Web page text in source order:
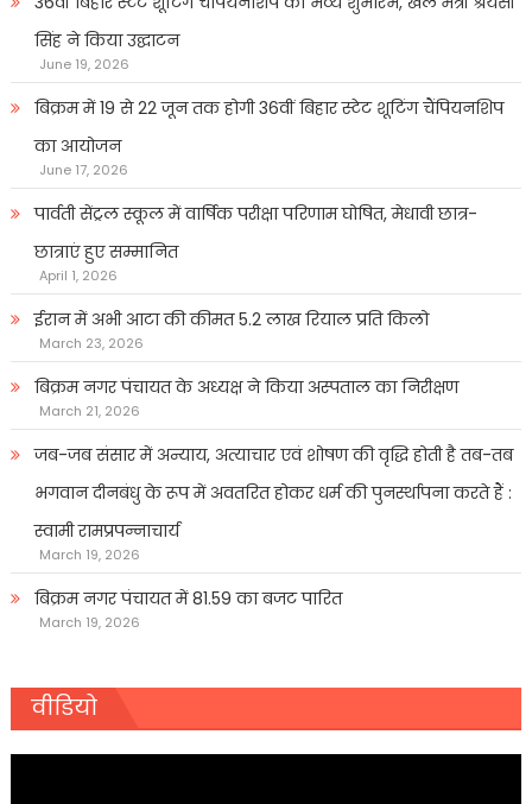
सिंह ने किया उद्घाटन
June 19, 2026
बिक्रम में 19 से 22 जून तक होगी 36वीं बिहार स्टेट शूटिंग चैंपियनशिप
का आयोजन
June 17, 2026
पार्वती सेंट्रल स्कूल में वार्षिक परीक्षा परिणाम घोषित, मेधावी छात्र-
छात्राएं हुए सम्मानित
April 1, 2026
ईरान में अभी आटा की कीमत 5.2 लाख रियाल प्रति किलो
March 23, 2026
बिक्रम नगर पंचायत के अध्यक्ष ने किया अस्पताल का निरीक्षण
March 21, 2026
जब-जब संसार में अन्याय, अत्याचार एवं शोषण की वृद्धि होती है तब-तब
भगवान दीनबंधु के रूप में अवतरित होकर धर्म की पुनर्स्थापना करते हैं :
स्वामी रामप्रपन्नाचार्य
March 19, 2026
बिक्रम नगर पंचायत में 81.59 का बजट पारित
March 19, 2026
वीडियो